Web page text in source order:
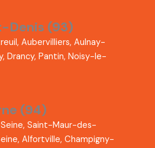
Denis (93)
Aubervilliers, Aulnay-
Drancy, Pantin, Noisy-le-
(94)
Saint-Maur-des-
Alfortville, Champigny-